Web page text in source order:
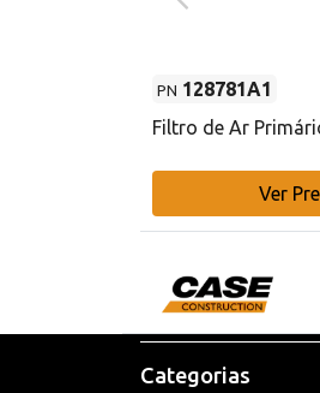
PN 128781A1
Filtro de Ar
Ver
Categorias